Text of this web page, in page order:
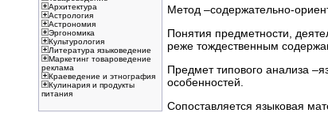
Архитектура
Астрология
Астрономия
Эргономика
Культурология
Литература языковедение
Маркетинг товароведение
реклама
Краеведение и этнография
Кулинария и продукты
питания
Метод –содержательно-
Понятия предметности,
реже тождественным
Предмет типового анализа
особенностей.
Сопоставляется языковая